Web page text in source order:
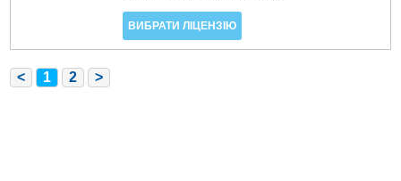
ВИБРАТИ ЛІЦЕНЗІЮ
< 1 2 >